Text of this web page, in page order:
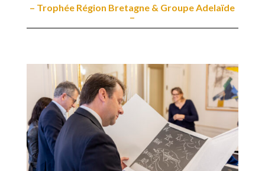
– Trophée Région Bretagne & Groupe Adelaïde
–